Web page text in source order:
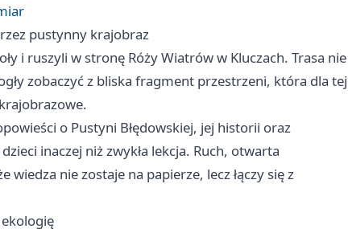
pustynny krajobraz
i ruszyli w stronę Róży Wiatrów w Kluczach. Trasa nie
zobaczyć z bliska fragment przestrzeni, która dla tej
o Pustyni Błędowskiej, jej historii oraz
inaczej niż zwykła lekcja. Ruch, otwarta
nie zostaje na papierze, lecz łączy się z